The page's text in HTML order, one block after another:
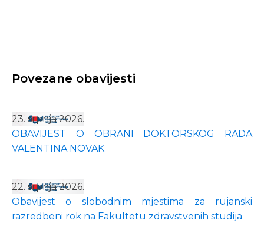
Povezane obavijesti
23. srpnja 2026.
OBAVIJEST O OBRANI DOKTORSKOG RADA
VALENTINA NOVAK
22. srpnja 2026.
Obavijest o slobodnim mjestima za rujanski
razredbeni rok na Fakultetu zdravstvenih studija